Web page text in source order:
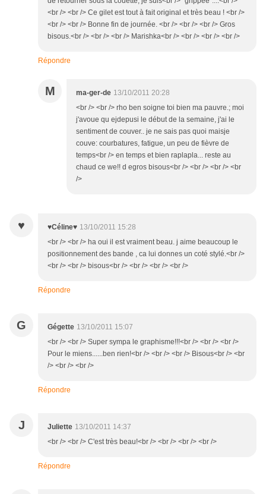
<br /> <br /> Ce gilet est tout à fait original et très beau ! <br />
<br /> <br /> Bonne fin de journée. <br /> <br /> <br /> Gros
bisous.<br /> <br /> <br /> Marishka<br /> <br /> <br /> <br />
Répondre
M ma-ger-de 13/10/2011 20:28
<br /> <br /> rho ben soigne toi bien ma pauvre.; moi
j'avoue qu ejdepusi le début de la semaine, j'ai le
sentiment de couver.. je ne sais pas quoi maisje
couve: courbatures, fatigue, un peu de fièvre de
temps<br /> en temps et bien raplapla... reste au
chaud ce we!! d egros bisous<br /> <br /> <br /> <br
/>
♥ ♥Céline♥ 13/10/2011 15:28
<br /> <br /> ha oui il est vraiment beau. j aime beaucoup le
positionnement des bande , ca lui donnes un coté stylé.<br />
<br /> <br /> bisous<br /> <br /> <br /> <br />
Répondre
G Gégette 13/10/2011 15:07
<br /> <br /> Super sympa le graphisme!!!<br /> <br /> <br />
Pour le miens......ben rien!<br /> <br /> <br /> Bisous<br /> <br
/> <br /> <br />
Répondre
J Juliette 13/10/2011 14:37
<br /> <br /> C'est très beau!<br /> <br /> <br /> <br />
Répondre